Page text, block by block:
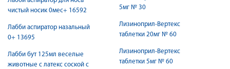
чистый носик 0мес+ 16592
Лабби аспиратор назальный
0+ 13695
Лабби бут 125мл веселые
животные с латекс соской с
5мг № 30
Лизиноприл-Вертекс
таблетки 20мг № 60
Лизиноприл-Вертекс
таблетки 5мг № 60